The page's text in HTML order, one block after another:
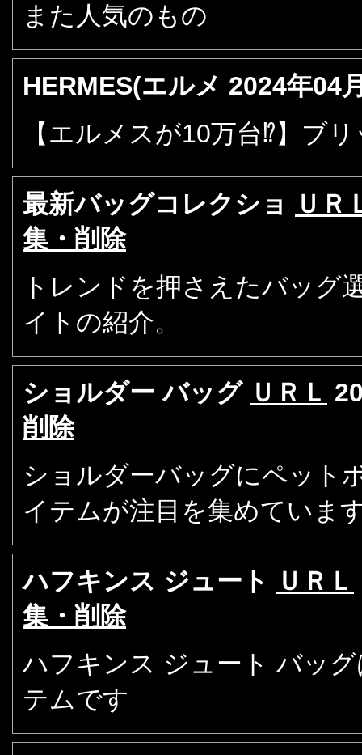
また人気のもの
HERMES(エルメ 2024年04
【エルメスが10万台⁉】ブ
最新バッグコレクショ
ＵＲ
集・削除
トレンドを押さえたバッグ
イトの紹介。
ショルダー バッグ ＵＲＬ
削除
ショルダーバッグにペット
イテムが注目を集めていま
ハフキンス ジュート ＵＲＬ
集・削除
ハフキンス ジュート バッ
テムです